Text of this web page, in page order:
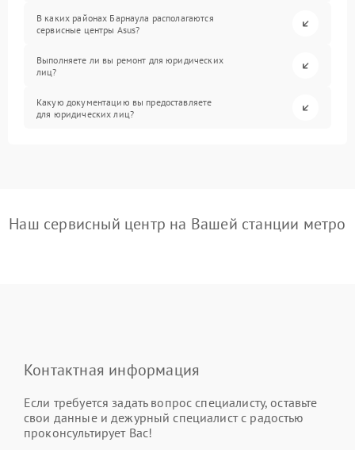
В каких районах Барнаула располагаются
сервисные центры Asus?
Выполняете ли вы ремонт для юридических
лиц?
Какую документацию вы предоставляете
для юридических лиц?
Наш сервисный центр на Вашей станции метро
Контактная информация
Если требуется задать вопрос специалисту, оставьте
свои данные и дежурный специалист с радостью
проконсультирует Вас!